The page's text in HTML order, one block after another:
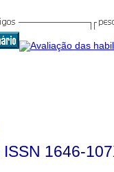
ISSN 1646-